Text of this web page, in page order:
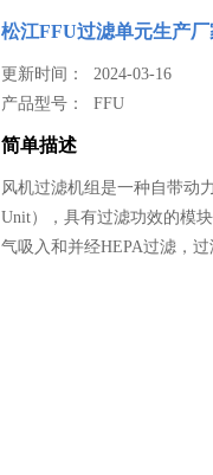
松江FFU过滤单元生产厂
更新时间： 2024-03-16
产品型号：FFU
简单描述
风机过滤机组是一种自带动
Unit），具有过滤功效的模
气吸入和并经HEPA过滤，